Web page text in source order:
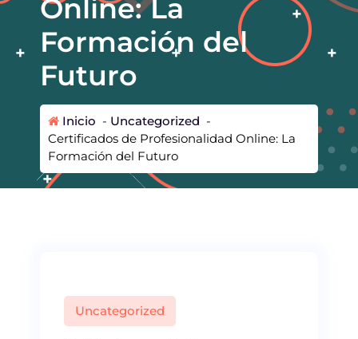
Online: La
Formación del
Futuro
Inicio - Uncategorized -
Certificados de Profesionalidad Online: La
Formación del Futuro
Uncategorized